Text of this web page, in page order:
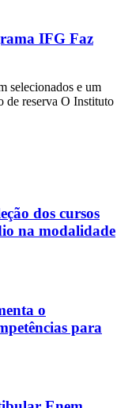
IFG Faz
selecionados e um
de reserva O Instituto
dos cursos
na modalidade
o
para